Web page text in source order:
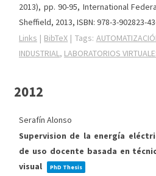
2013), pp. 90-95, International
Sheffield, 2013, ISBN: 978-3-902823-
Links | BibTeX | Tags:
INDUSTRIAL, LABORATORIOS
2012
Serafín Alonso
Supervision de la energía
de uso docente basada en
visual
PhD Thesis